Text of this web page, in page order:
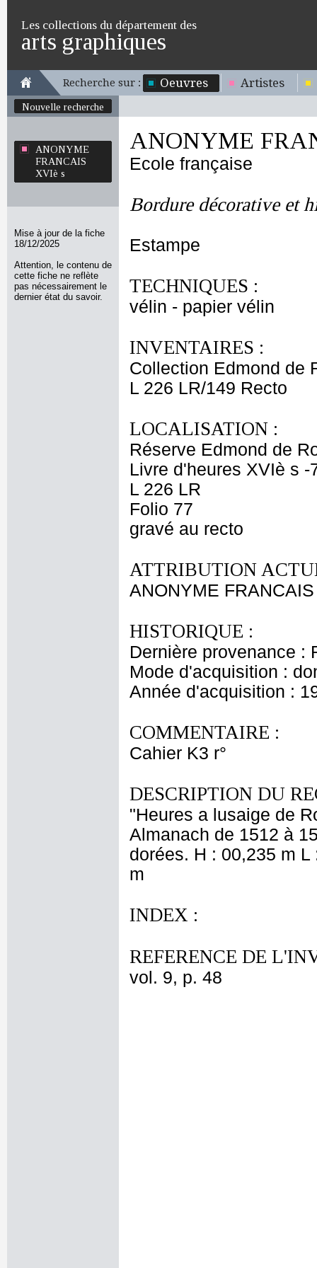
Les collections du département des
arts graphiques
Recherche sur : Oeuvres Artistes
Nouvelle recherche
ANONYME
FRANCAIS
XVIè s
Mise à jour de la fiche
18/12/2025
Attention, le contenu de
cette fiche ne reflète
pas nécessairement le
dernier état du savoir.
ANONYME
Ecole française
Bordure décorative et
Estampe
TECHNIQUES :
vélin - papier vélin
INVENTAIRES :
Collection Edmond de
L 226 LR/149 Recto
LOCALISATION :
Réserve Edmond de
Livre d'heures XVIè s -
L 226 LR
Folio 77
gravé au recto
ATTRIBUTION
ANONYME
HISTORIQUE :
Dernière provenance :
Mode d'acquisition :
Année d'acquisition :
COMMENTAIRE :
Cahier K3 r°
DESCRIPTION DU
"Heures a lusaige de
Almanach de 1512 à
dorées. H : 00,235 m
m
INDEX :
REFERENCE DE
vol. 9, p. 48